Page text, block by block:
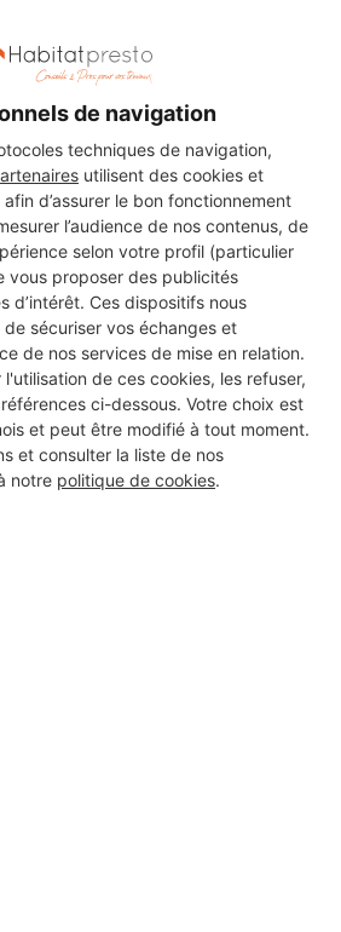
de navigation
techniques de navigation,
utilisent des cookies et
d’assurer le bon fonctionnement
l’audience de nos contenus, de
selon votre profil (particulier
vous proposer des publicités
d’intérêt. Ces dispositifs nous
sécuriser vos échanges et
de nos services de mise en relation.
de ces cookies, les refuser,
ci-dessous. Votre choix est
et peut être modifié à tout moment.
et consulter la liste de nos
notre politique de cookies.
VOUS
NOUS
?
gratuitement
d'alarmes
sur-Odon